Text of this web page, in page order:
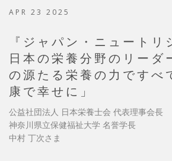
APR 23 2025
『ジャパン・ニュートリ
日本の栄養分野のリーダ
の源たる栄養の力ですべ
康で幸せに」
公益社団法人 日本栄養士会 代表理事会長
神奈川県立保健福祉大学 名誉学長
中村 丁次さま